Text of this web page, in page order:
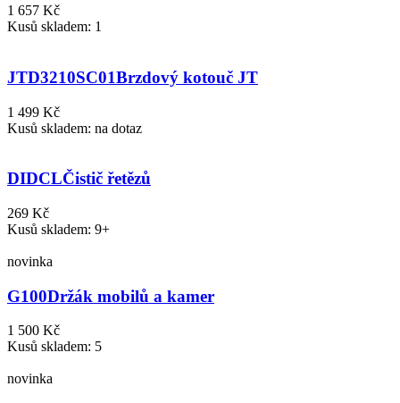
1 657 Kč
Kusů skladem: 1
JTD3210SC01Brzdový kotouč JT
1 499 Kč
Kusů skladem: na dotaz
DIDCLČistič řetězů
269 Kč
Kusů skladem: 9+
novinka
G100Držák mobilů a kamer
1 500 Kč
Kusů skladem: 5
novinka